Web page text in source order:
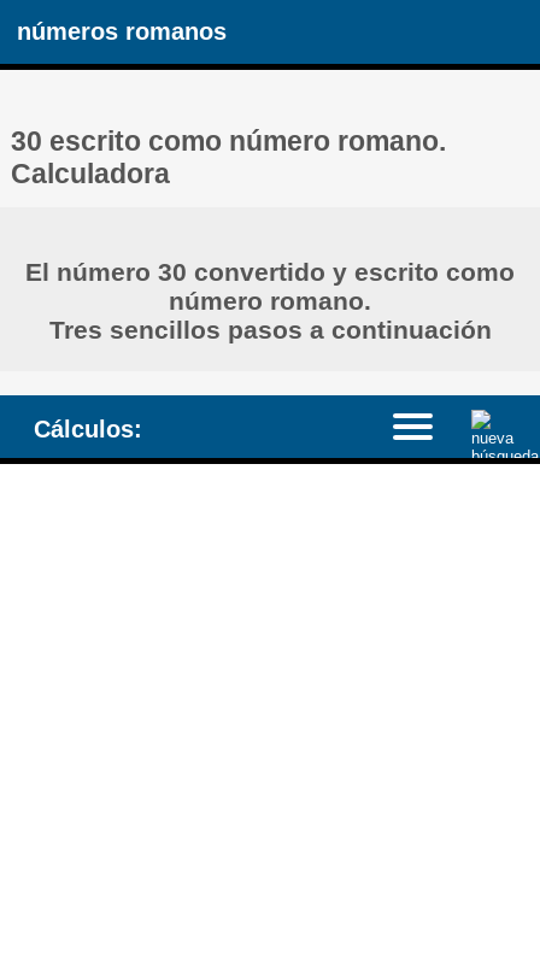
números romanos
30 escrito como número romano.
Calculadora
El número 30 convertido y escrito como
número romano.
Tres sencillos pasos a continuación
Cálculos: